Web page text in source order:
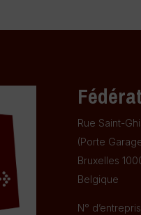
Rue Saint-
(Porte
Bruxelles
Belgique
N°